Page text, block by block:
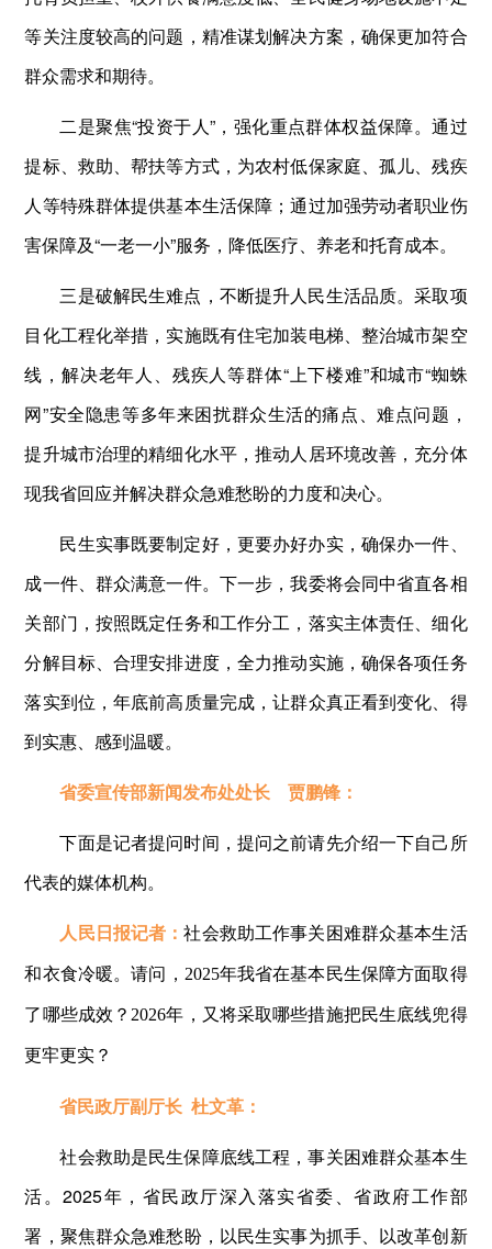
等关注度较高的问题，精准谋划解决方案，确保更加符合
群众需求和期待。
二是聚焦“投资于人”，强化重点群体权益保障。通过
提标、救助、帮扶等方式，为农村低保家庭、孤儿、残疾
人等特殊群体提供基本生活保障；通过加强劳动者职业伤
害保障及“一老一小”服务，降低医疗、养老和托育成本。
三是破解民生难点，不断提升人民生活品质。采取项
目化工程化举措，实施既有住宅加装电梯、整治城市架空
线，解决老年人、残疾人等群体“上下楼难”和城市“蜘蛛
网”安全隐患等多年来困扰群众生活的痛点、难点问题，
提升城市治理的精细化水平，推动人居环境改善，充分体
现我省回应并解决群众急难愁盼的力度和决心。
民生实事既要制定好，更要办好办实，确保办一件、
成一件、群众满意一件。下一步，我委将会同中省直各相
关部门，按照既定任务和工作分工，落实主体责任、细化
分解目标、合理安排进度，全力推动实施，确保各项任务
落实到位，年底前高质量完成，让群众真正看到变化、得
到实惠、感到温暖。
省委宣传部新闻发布处处长 贾鹏锋：
下面是记者提问时间，提问之前请先介绍一下自己所
代表的媒体机构。
人民日报记者：社会救助工作事关困难群众基本生活
和衣食冷暖。请问，2025年我省在基本民生保障方面取得
了哪些成效？2026年，又将采取哪些措施把民生底线兜得
更牢更实？
省民政厅副厅长 杜文革：
社会救助是民生保障底线工程，事关困难群众基本生
活。2025年，省民政厅深入落实省委、省政府工作部
署，聚焦群众急难愁盼，以民生实事为抓手、以改革创新